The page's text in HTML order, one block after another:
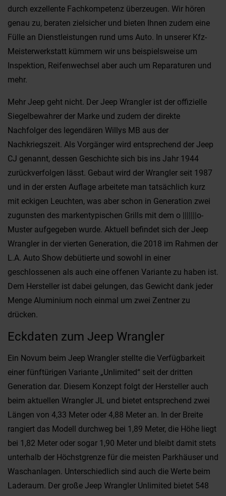
durch exzellente Fachkompetenz überzeugen. Wir hören
genau zu, beraten zielsicher und bieten Ihnen zudem eine
Fülle an Dienstleistungen rund ums Auto. In unserer Kfz-
Meisterwerkstatt kümmern wir uns beispielsweise um
Inspektion, Reifenwechsel aber auch um Reparaturen und
mehr.
Mehr Jeep geht nicht. Der Jeep Wrangler ist der offizielle
Siegelbewahrer der Marke und zudem der direkte
Nachfolger des legendären Willys MB aus der
Nachkriegszeit. Als Vorgänger wird entsprechend der Jeep
CJ genannt, dessen Geschichte sich bis ins Jahr 1944
zurückverfolgen lässt. Gebaut wird der Wrangler seit 1987
und in der ersten Auflage arbeitete man tatsächlich kurz
mit eckigen Leuchten, was aber schon in Generation zwei
zugunsten des markentypischen Grills mit dem o |||||||o-
Muster aufgegeben wurde. Aktuell befindet sich der Jeep
Wrangler in der vierten Generation, die 2018 im Rahmen der
L.A. Auto Show debütierte und sowohl in einer
geschlossenen als auch eine offenen Variante zu haben ist.
Dem Hersteller ist dabei gelungen, das Gewicht dank jeder
Menge Aluminium noch einmal um zwei Zentner zu
drücken.
Eckdaten zum Jeep Wrangler
Ein Novum beim Jeep Wrangler stellte die Verfügbarkeit
einer fünftürigen Variante „Unlimited“ seit der dritten
Generation dar. Diesem Konzept folgt der Hersteller auch
beim aktuellen Wrangler JL und bietet entsprechend zwei
Längen von 4,33 Meter oder 4,88 Meter an. In der Breite
rangiert das Modell durchweg bei 1,89 Meter, die Höhe liegt
bei 1,82 Meter oder sogar 1,90 Meter und bleibt damit stets
unterhalb der Höchstgrenze für die meisten Parkhäuser und
Waschanlagen. Unterschiedlich sind auch die Werte beim
Laderaum. Der große Jeep Wrangler Unlimited bietet 548